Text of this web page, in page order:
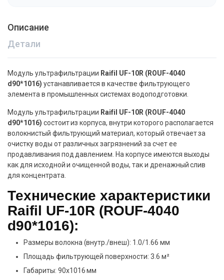
Описание
Детали
Модуль ультрафильтрации Raifil UF-10R (ROUF-4040
d90*1016) устанавливается в качестве фильтрующего
элемента в промышленных системах водоподготовки.
Модуль ультрафильтрации Raifil UF-10R (ROUF-4040
d90*1016) состоит из корпуса, внутри которого располагается
волокнистый фильтрующий материал, который отвечает за
очистку воды от различных загрязнений за счет ее
продавливания под давлением. На корпусе имеются выходы
как для исходной и очищенной воды, так и дренажный слив
для концентрата.
Технические характеристики
Raifil UF-10R (ROUF-4040
d90*1016):
Размеры волокна (внутр./внеш): 1.0/1.66 мм
Площадь фильтрующей поверхности: 3.6 м²
Габариты: 90х1016 мм